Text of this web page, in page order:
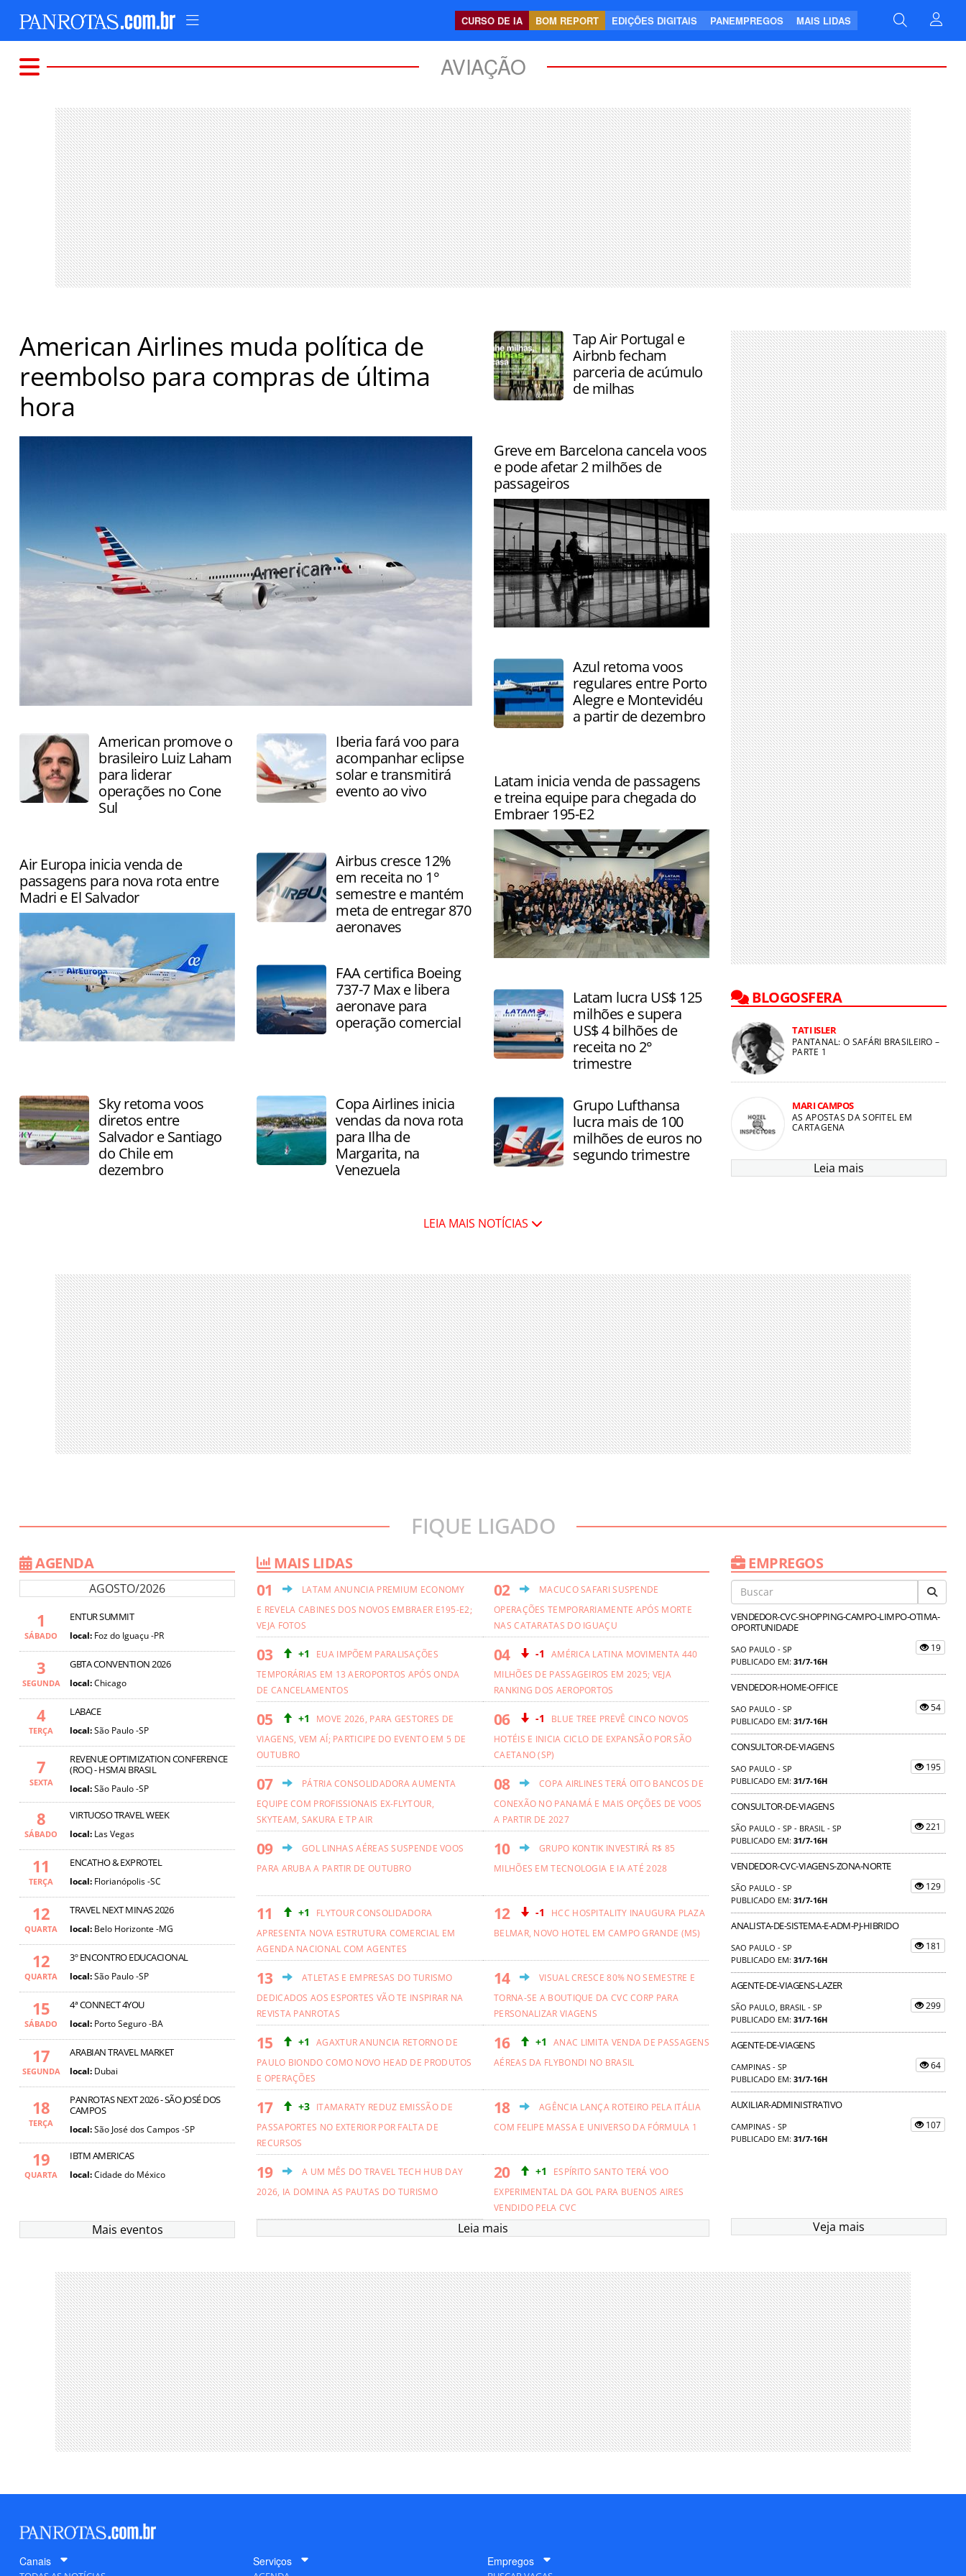
CURSO DE IA BOM REPORT EDIÇÕES DIGITAIS PANEMPREGOS MAIS LIDAS
AVIAÇÃO
American Airlines muda política de
reembolso para compras de última
hora
Companhia passa a limitar reembolso em 24 horas a passagens compradas com
Tap Air Portugal e
Airbnb fecham
parceria de acúmulo
de milhas
Greve em Barcelona cancela voos
e pode afetar 2 milhões de
passageiros
diversas companhias aéreas
Azul retoma voos
regulares entre Porto
Alegre e Montevidéu
a partir de dezembro
American promove o
brasileiro Luiz Laham
para liderar
operações no Cone
Sul
Iberia fará voo para
acompanhar eclipse
solar e transmitirá
evento ao vivo
Latam inicia venda de passagens
e treina equipe para chegada do
Embraer 195-E2
novembro de 2026 e março de 2027
Airbus cresce 12%
em receita no 1°
semestre e mantém
meta de entregar 870
aeronaves
Air Europa inicia venda de
passagens para nova rota entre
Madri e El Salvador
FAA certifica Boeing
737-7 Max e libera
aeronave para
operação comercial
Latam lucra US$ 125
milhões e supera
US$ 4 bilhões de
receita no 2°
trimestre
BLOGOSFERA
TATI ISLER
PANTANAL: O SAFÁRI BRASILEIRO –
PARTE 1
MARI CAMPOS
AS APOSTAS DA SOFITEL EM
CARTAGENA
Leia mais
Sky retoma voos
diretos entre
Salvador e Santiago
do Chile em
dezembro
Copa Airlines inicia
vendas da nova rota
para Ilha de
Margarita, na
Venezuela
Grupo Lufthansa
lucra mais de 100
milhões de euros no
segundo trimestre
LEIA MAIS NOTÍCIAS
FIQUE LIGADO
AGENDA
AGOSTO/2026
1
SÁBADO
ENTUR SUMMIT
local: Foz do Iguaçu -PR
3
SEGUNDA
GBTA CONVENTION 2026
local:Chicago
4
TERÇA
LABACE
local:São Paulo -SP
7
SEXTA
REVENUE OPTIMIZATION CONFERENCE
(ROC) - HSMAI BRASIL
local:São Paulo -SP
8
SÁBADO
VIRTUOSO TRAVEL WEEK
local: Las Vegas
11
TERÇA
ENCATHO & EXPROTEL
local: Florianópolis -SC
12
QUARTA
TRAVEL NEXT MINAS 2026
local: Belo Horizonte -MG
12
QUARTA
3º ENCONTRO EDUCACIONAL
local:São Paulo -SP
15
SÁBADO
4ª CONNECT 4YOU
local: Porto Seguro -BA
17
SEGUNDA
ARABIAN TRAVEL MARKET
local: Dubai
18
TERÇA
PANROTAS NEXT 2026 - SÃO JOSÉ DOS
CAMPOS
local:São José dos Campos -SP
19
QUARTA
IBTM AMERICAS
local:Cidade do México
Mais eventos
MAIS LIDAS
LATAM ANUNCIA PREMIUM ECONOMY
E REVELA CABINES DOS NOVOS EMBRAER E195-E2;
VEJA FOTOS
MACUCO SAFARI SUSPENDE
OPERAÇÕES TEMPORARIAMENTE APÓS MORTE
NAS CATARATAS DO IGUAÇU
+1
EUA IMPÕEM PARALISAÇÕES
TEMPORÁRIAS EM 13 AEROPORTOS APÓS ONDA
DE CANCELAMENTOS
-1
AMÉRICA LATINA MOVIMENTA 440
MILHÕES DE PASSAGEIROS EM 2025; VEJA
RANKING DOS AEROPORTOS
+1
MOVE 2026, PARA GESTORES DE
VIAGENS, VEM AÍ; PARTICIPE DO EVENTO EM 5 DE
OUTUBRO
-1
BLUE TREE PREVÊ CINCO NOVOS
HOTÉIS E INICIA CICLO DE EXPANSÃO POR SÃO
CAETANO (SP)
PÁTRIA CONSOLIDADORA AUMENTA
EQUIPE COM PROFISSIONAIS EX-FLYTOUR,
SKYTEAM, SAKURA E TP AIR
COPA AIRLINES TERÁ OITO BANCOS DE
CONEXÃO NO PANAMÁ E MAIS OPÇÕES DE VOOS
A PARTIR DE 2027
GOL LINHAS AÉREAS SUSPENDE VOOS
PARA ARUBA A PARTIR DE OUTUBRO
GRUPO KONTIK INVESTIRÁ R$ 85
MILHÕES EM TECNOLOGIA E IA ATÉ 2028
+1
FLYTOUR CONSOLIDADORA
APRESENTA NOVA ESTRUTURA COMERCIAL EM
AGENDA NACIONAL COM AGENTES
-1
HCC HOSPITALITY INAUGURA PLAZA
BELMAR, NOVO HOTEL EM CAMPO GRANDE (MS)
ATLETAS E EMPRESAS DO TURISMO
DEDICADOS AOS ESPORTES VÃO TE INSPIRAR NA
REVISTA PANROTAS
VISUAL CRESCE 80% NO SEMESTRE E
TORNA-SE A BOUTIQUE DA CVC CORP PARA
PERSONALIZAR VIAGENS
+1
AGAXTUR ANUNCIA RETORNO DE
PAULO BIONDO COMO NOVO HEAD DE PRODUTOS
E OPERAÇÕES
+1
ANAC LIMITA VENDA DE PASSAGENS
AÉREAS DA FLYBONDI NO BRASIL
+3 ITAMARATY REDUZ EMISSÃO DE
PASSAPORTES NO EXTERIOR POR FALTA DE
RECURSOS
AGÊNCIA LANÇA ROTEIRO PELA ITÁLIA
COM FELIPE MASSA E UNIVERSO DA FÓRMULA 1
A UM MÊS DO TRAVEL TECH HUB DAY
2026, IA DOMINA AS PAUTAS DO TURISMO
+1
ESPÍRITO SANTO TERÁ VOO
EXPERIMENTAL DA GOL PARA BUENOS AIRES
VENDIDO PELA CVC
Leia mais
EMPREGOS
VENDEDOR-CVC-SHOPPING-CAMPO-LIMPO-OTIMA-
OPORTUNIDADE
SAO PAULO - SP
PUBLICADO EM: 31/7-16H
19
VENDEDOR-HOME-OFFICE
SAO PAULO - SP
PUBLICADO EM: 31/7-16H
54
CONSULTOR-DE-VIAGENS
SAO PAULO - SP
PUBLICADO EM: 31/7-16H
195
CONSULTOR-DE-VIAGENS
SÃO PAULO - SP - BRASIL - SP
PUBLICADO EM: 31/7-16H
221
VENDEDOR-CVC-VIAGENS-ZONA-NORTE
SÃO PAULO - SP
PUBLICADO EM: 31/7-16H
129
ANALISTA-DE-SISTEMA-E-ADM-PJ-HIBRIDO
SAO PAULO - SP
PUBLICADO EM: 31/7-16H
181
AGENTE-DE-VIAGENS-LAZER
SÃO PAULO, BRASIL - SP
PUBLICADO EM: 31/7-16H
299
AGENTE-DE-VIAGENS
CAMPINAS - SP
PUBLICADO EM: 31/7-16H
64
AUXILIAR-ADMINISTRATIVO
CAMPINAS - SP
PUBLICADO EM: 31/7-16H
107
Veja mais
Canais Serviços Empregos